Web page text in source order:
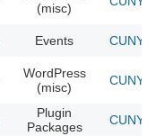
(misc)
Events CUNY
WordPress
(misc)
CUNY
Plugin
Packages
CUNY